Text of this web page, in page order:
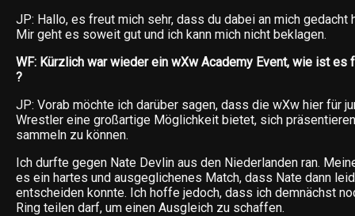
JP: Hallo, es freut mich sehr, dass du dabei an mich gedacht
Mir geht es soweit gut und ich kann mich nicht beklagen.
WF: Kürzlich war wieder ein wXw Academy Event, wie ist es
?
JP: Vorab möchte ich darüber sagen, dass die wXw hier für
Wrestler eine großartige Möglichkeit bietet, sich
sammeln zu können.
Ich durfte gegen Nate Devlin aus den Niederlanden ran.
es ein hartes und ausgeglichenes Match, dass Nate dann
entscheiden konnte. Ich hoffe jedoch, dass ich demnächst
Ring teilen darf, um einen Ausgleich zu schaffen.